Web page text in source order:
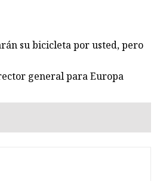
su bicicleta por usted, pero
general para Europa